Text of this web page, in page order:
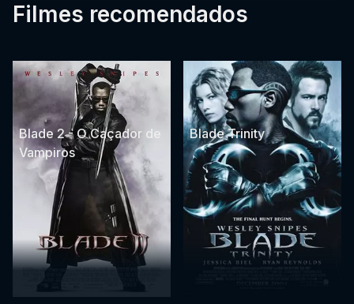
Filmes recomendados
Blade 2 - O Caçador de
Vampiros
Blade Trinity